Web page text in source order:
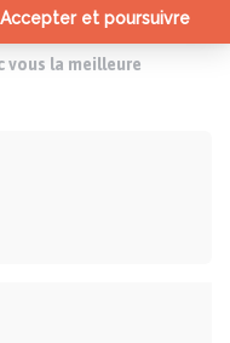
être
vous la meilleure